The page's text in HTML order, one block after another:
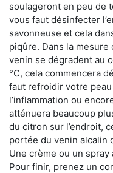
soulageront en peu de
vous faut désinfecter
savonneuse et cela
piqûre. Dans la
venin se dégradent au
°C, cela commencera
faut refroidir votre
l’inflammation ou
atténuera beaucoup
du citron sur l’endroit,
portée du venin alcalin
Une crème ou un
Pour finir, prenez un